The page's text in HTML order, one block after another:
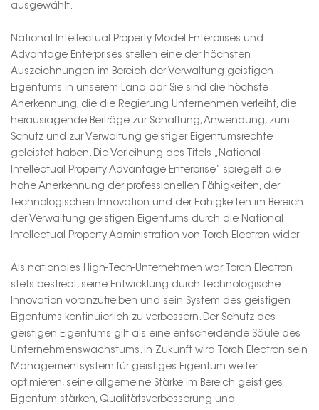
ausgewählt.
National Intellectual Property Model Enterprises und
Advantage Enterprises stellen eine der höchsten
Auszeichnungen im Bereich der Verwaltung geistigen
Eigentums in unserem Land dar. Sie sind die höchste
Anerkennung, die die Regierung Unternehmen verleiht, die
herausragende Beiträge zur Schaffung, Anwendung, zum
Schutz und zur Verwaltung geistiger Eigentumsrechte
geleistet haben. Die Verleihung des Titels „National
Intellectual Property Advantage Enterprise“ spiegelt die
hohe Anerkennung der professionellen Fähigkeiten, der
technologischen Innovation und der Fähigkeiten im Bereich
der Verwaltung geistigen Eigentums durch die National
Intellectual Property Administration von Torch Electron wider.
Als nationales High-Tech-Unternehmen war Torch Electron
stets bestrebt, seine Entwicklung durch technologische
Innovation voranzutreiben und sein System des geistigen
Eigentums kontinuierlich zu verbessern. Der Schutz des
geistigen Eigentums gilt als eine entscheidende Säule des
Unternehmenswachstums. In Zukunft wird Torch Electron sein
Managementsystem für geistiges Eigentum weiter
optimieren, seine allgemeine Stärke im Bereich geistiges
Eigentum stärken, Qualitätsverbesserung und